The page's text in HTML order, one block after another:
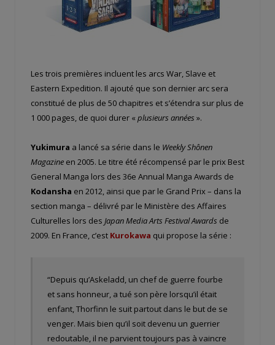
Les trois premières incluent les arcs War, Slave et
Eastern Expedition. Il ajouté que son dernier arc sera
constitué de plus de 50 chapitres et s’étendra sur plus de
1 000 pages, de quoi durer « plusieurs années ».
Yukimura a lancé sa série dans le Weekly Shônen
Magazine en 2005. Le titre été récompensé par le prix Best
General Manga lors des 36e Annual Manga Awards de
Kodansha en 2012, ainsi que par le Grand Prix – dans la
section manga – délivré par le Ministère des Affaires
Culturelles lors des Japan Media Arts Festival Awards de
2009. En France, c’est Kurokawa qui propose la série :
“Depuis qu’Askeladd, un chef de guerre fourbe
et sans honneur, a tué son père lorsqu’il était
enfant, Thorfinn le suit partout dans le but de se
venger. Mais bien qu’il soit devenu un guerrier
redoutable, il ne parvient toujours pas à vaincre